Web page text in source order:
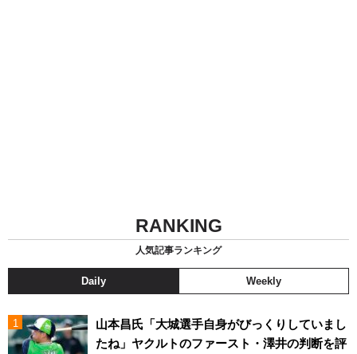
RANKING
人気記事ランキング
Daily Weekly
山本昌氏「大城選手自身がびっくりしていまし
たね」ヤクルトのファースト・澤井の判断を評